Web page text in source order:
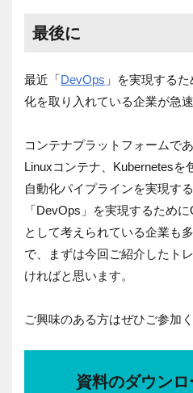
最後に
最近「DevOps 」を実現するた
化を取り入れている企業が急
コンテナプラットフォームで
Linuxコンテナ、Kubernetesを
自動化パイプラインを実現す
「DevOps」を実現するため
として考えられている企業も
で、まずは今回ご紹介したト
ければと思います。
ご興味のある方はぜひご参加く
資料のダウン